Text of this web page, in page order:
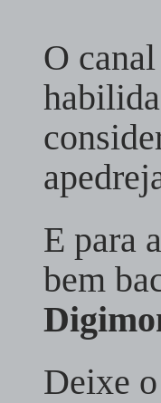
O
E para
bem
Deixe